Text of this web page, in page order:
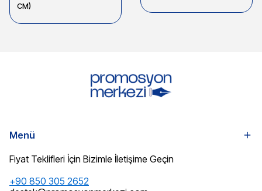
CM)
Menü
Fiyat Teklifleri İçin Bizimle İletişime Geçin
+90 850 305 2652